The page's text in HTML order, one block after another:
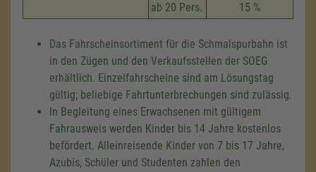
ab 20 Pers. 15 %
Das Fahrscheinsortiment für die Schmalspurbahn ist
in den Zügen und den Verkaufsstellen der SOEG
erhältlich. Einzelfahrscheine sind am Lösungstag
gültig; beliebige Fahrtunterbrechungen sind zulässig.
In Begleitung eines Erwachsenen mit gültigem
Fahrausweis werden Kinder bis 14 Jahre kostenlos
befördert. Alleinreisende Kinder von 7 bis 17 Jahre,
Azubis, Schüler und Studenten zahlen den